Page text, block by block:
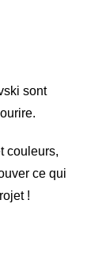
sont
couleurs,
ce qui
!